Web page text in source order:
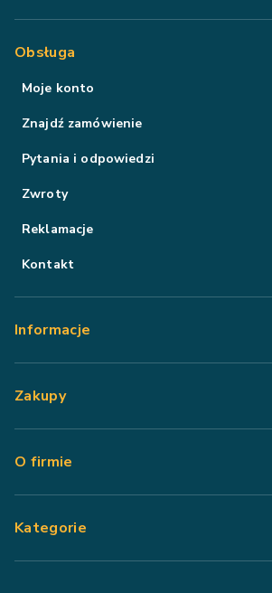
Obsługa
Moje konto
Znajdź zamówienie
Pytania i odpowiedzi
Zwroty
Reklamacje
Kontakt
Informacje
Zakupy
O firmie
Kategorie